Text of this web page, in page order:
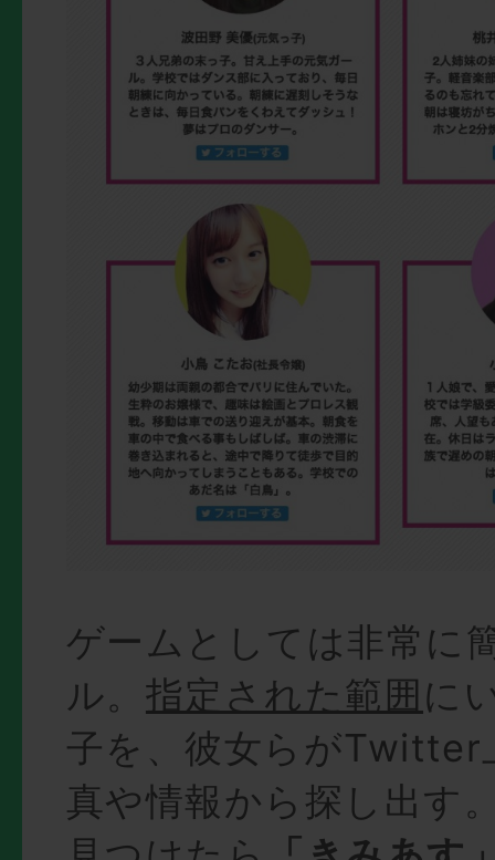
ゲームとしては非常に
ル。 指定された範囲に
子を、彼女らがTwitter
真や情報から探し出す